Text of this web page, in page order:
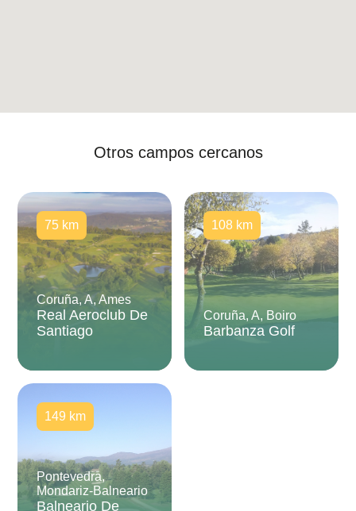
Otros campos cercanos
75 km
Coruña, A, Ames
Real Aeroclub De
Santiago
108 km
Coruña, A, Boiro
Barbanza Golf
149 km
Pontevedra,
Mondariz-Balneario
Balneario De